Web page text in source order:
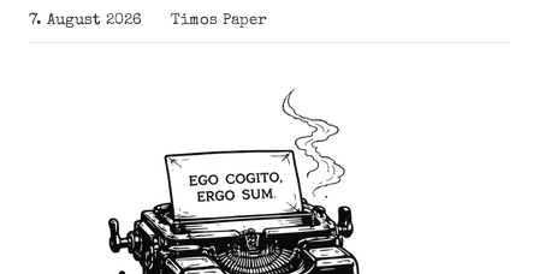
Zum
Inhalt
7. August 2026 Timos Paper